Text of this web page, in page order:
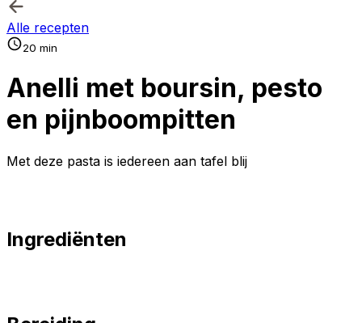
Alle recepten
20 min
Anelli met boursin, pesto
en pijnboompitten
Met deze pasta is iedereen aan tafel blij
Ingrediënten